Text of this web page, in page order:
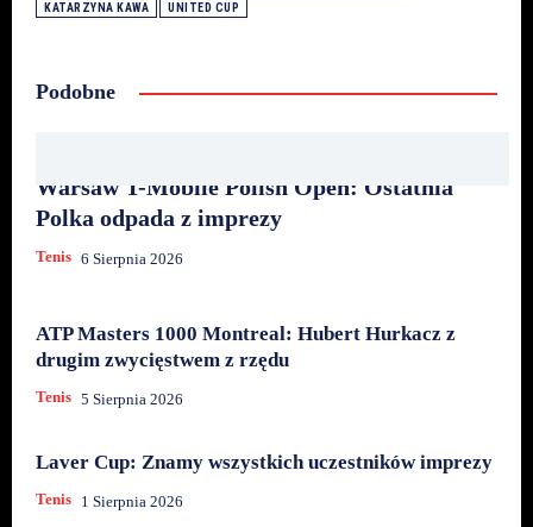
KATARZYNA KAWA UNITED CUP
Podobne
Warsaw T-Mobile Polish Open: Ostatnia
Polka odpada z imprezy
Tenis 6 Sierpnia 2026
ATP Masters 1000 Montreal: Hubert Hurkacz z
drugim zwycięstwem z rzędu
Tenis 5 Sierpnia 2026
Laver Cup: Znamy wszystkich uczestników imprezy
Tenis 1 Sierpnia 2026